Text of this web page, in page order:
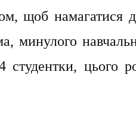
щоб намагатися
минулого
студентки, цього